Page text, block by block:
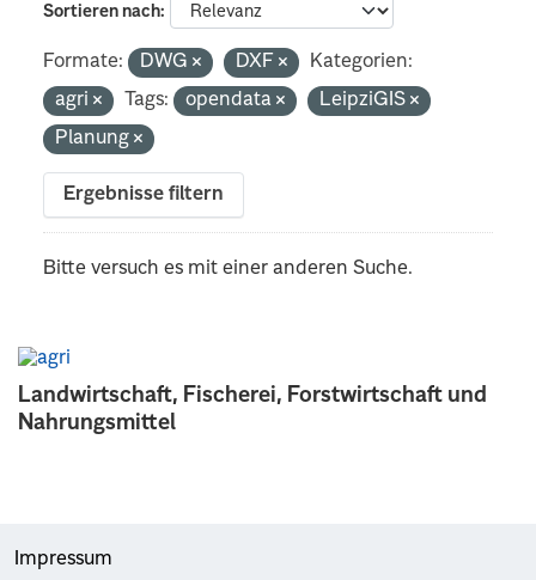
Landwirtschaft, Fischerei, Forstwirtschaft und
Nahrungsmittel
Sortieren nach
Formate: DWG DXF
Kategorien:
agri
Tags: opendata
LeipziGIS
Planung
Ergebnisse filtern
Bitte versuch es mit einer anderen Suche.
Impressum